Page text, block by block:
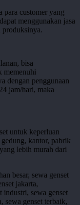
para customer yang
menggunakan jasa
produksinya.
bisa
memenuhi
dengan penggunaan
jam/hari, maka
untuk keperluan
kantor, pabrik
lebih murah dari